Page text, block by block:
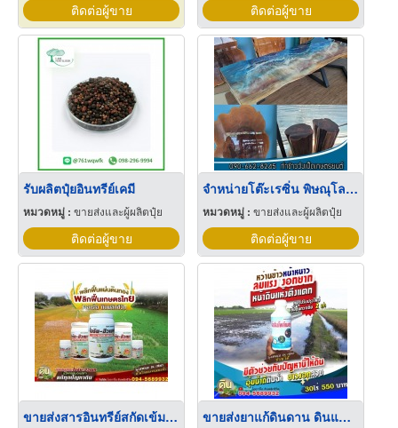
ติดต่อผู้ขาย ติดต่อผู้ขาย
รับผลิตปุ๋ยอินทรีย์เคมี
หมวดหมู่ : ขายส่งและผู้ผลิตปุ๋ย
ติดต่อผู้ขาย
จำหน่ายโต๊ะเรซิ่น พิษณุโลก รับสั่งทำแผ่นหน้าโต๊ะไม้เรซิ่น พิษณุโลก
หมวดหมู่ :ขายส่งและผู้ผลิตปุ๋ย
ติดต่อผู้ขาย
ขายส่งสารอินทรีย์สกัดเข้มข้น นนทบุรี ขายส่งยาแก้ดินดาน ดินแข็ง นนทบุรี